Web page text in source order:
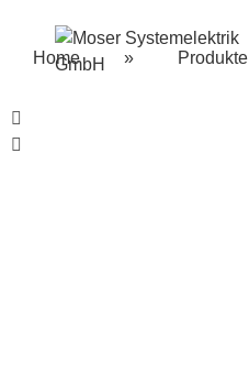
Home » Produkte